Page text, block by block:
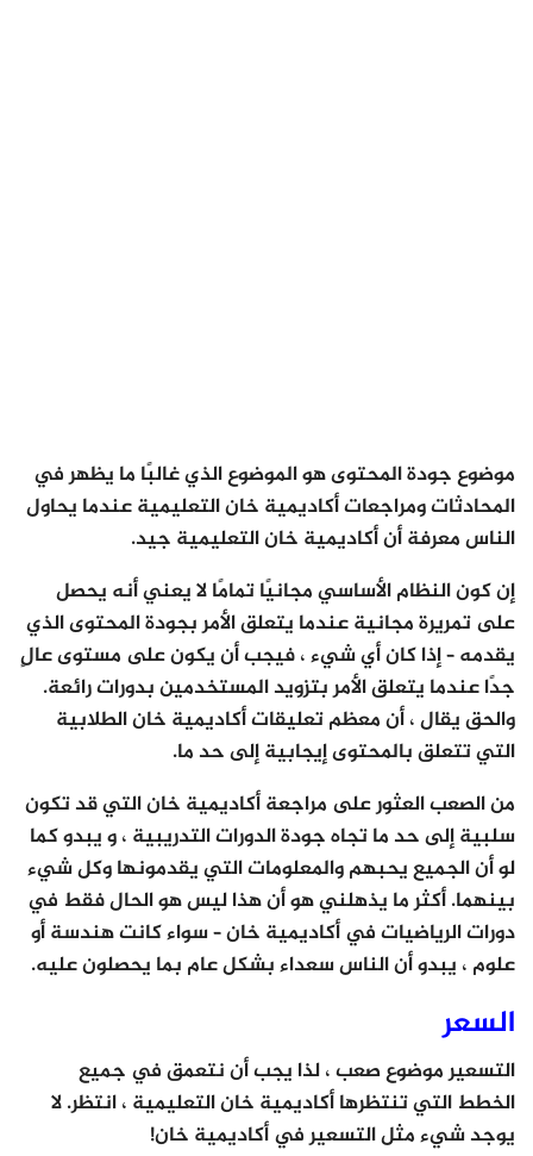
موضوع جودة المحتوى هو الموضوع الذي غالبًا ما يظهر في
المحادثات ومراجعات أكاديمية خان التعليمية عندما يحاول
الناس معرفة أن أكاديمية خان التعليمية جيد.
إن كون النظام الأساسي مجانيًا تمامًا لا يعني أنه يحصل
على تمريرة مجانية عندما يتعلق الأمر بجودة المحتوى الذي
يقدمه – إذا كان أي شيء ، فيجب أن يكون على مستوى عالٍ
جدًا عندما يتعلق الأمر بتزويد المستخدمين بدورات رائعة.
والحق يقال ، أن معظم تعليقات أكاديمية خان الطلابية
التي تتعلق بالمحتوى إيجابية إلى حد ما.
من الصعب العثور على مراجعة أكاديمية خان التي قد تكون
سلبية إلى حد ما تجاه جودة الدورات التدريبية ، و يبدو كما
لو أن الجميع يحبهم والمعلومات التي يقدمونها وكل شيء
بينهما. أكثر ما يذهلني هو أن هذا ليس هو الحال فقط في
دورات الرياضيات في أكاديمية خان – سواء كانت هندسة أو
علوم ، يبدو أن الناس سعداء بشكل عام بما يحصلون عليه.
السعر
التسعير موضوع صعب ، لذا يجب أن نتعمق في جميع
الخطط التي تنتظرها أكاديمية خان التعليمية ، انتظر. لا
يوجد شيء مثل التسعير في أكاديمية خان!